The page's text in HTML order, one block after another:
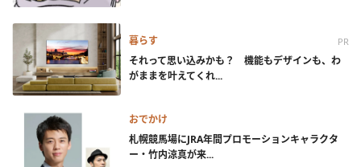
暮らす PR
それって思い込みかも？ 機能もデザインも、わ
がままを叶えてくれ...
おでかけ
札幌競馬場にJRA年間プロモーションキャラクタ
ー・竹内涼真が来...